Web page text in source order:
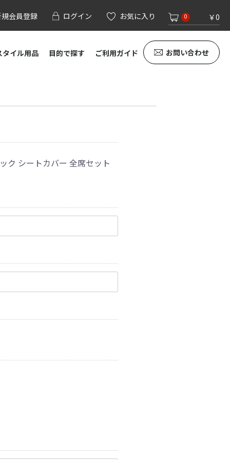
会員登録 ログイン お気に入り 0 ￥0
タイル用品 目的で探す ご利用ガイド お問い合わせ
ク シートカバー 全席セット